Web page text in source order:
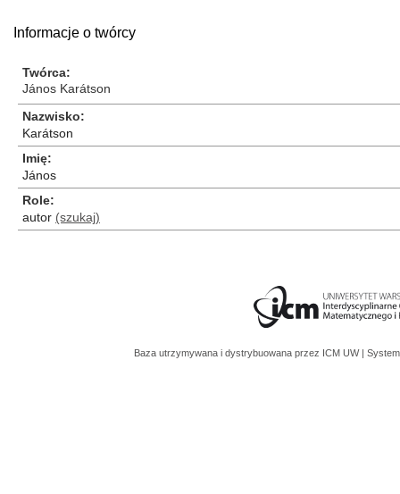
Informacje o twórcy
Twórca
János Karátson
Nazwisko
Karátson
Imię
János
Role
autor (szukaj)
Baza utrzymywana i dystrybuowana przez ICM UW |